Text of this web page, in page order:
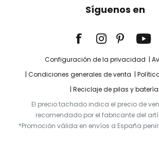
Síguenos en
Configuración de la privacidad
Condiciones generales de venta
Reciclaje de pilas y
El precio tachado indica el precio de
recomendado por el fabricante del
*Promoción válida en envíos a España